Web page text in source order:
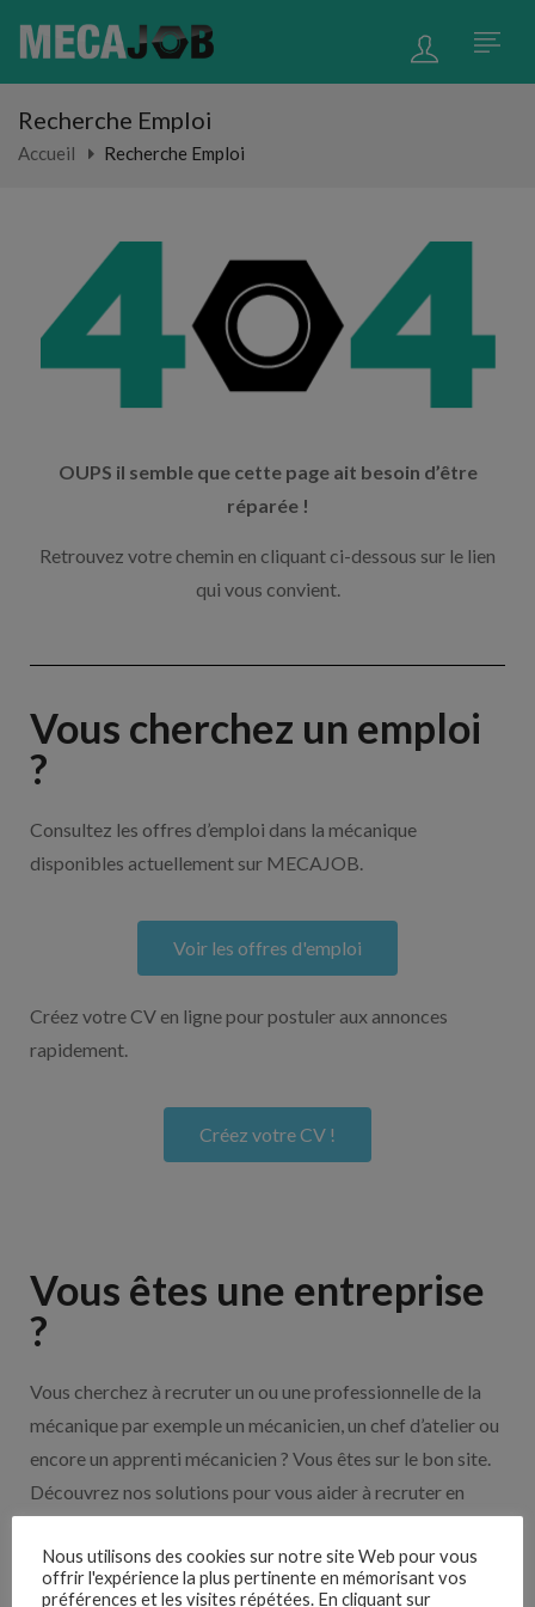
Recherche Emploi
Accueil Recherche Emploi
OUPS il semble que cette page ait besoin d’être
réparée !
Retrouvez votre chemin en cliquant ci-dessous sur le lien
qui vous convient.
Vous cherchez un emploi
?
Consultez les offres d’emploi dans la mécanique
disponibles actuellement sur MECAJOB.
Voir les offres d'emploi
Créez votre CV en ligne pour postuler aux annonces
rapidement.
Créez votre CV !
Vous êtes une entreprise
?
Vous cherchez à recruter un ou une professionnelle de la
mécanique par exemple un mécanicien, un chef d’atelier ou
encore un apprenti mécanicien ? Vous êtes sur le bon site.
Découvrez nos solutions pour vous aider à recruter en
Nous utilisons des cookies sur notre site Web pour vous
offrir l'expérience la plus pertinente en mémorisant vos
préférences et les visites répétées. En cliquant sur